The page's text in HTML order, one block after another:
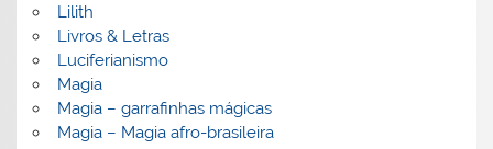
Lilith
Livros & Letras
Luciferianismo
Magia
Magia – garrafinhas mágicas
Magia – Magia afro-brasileira